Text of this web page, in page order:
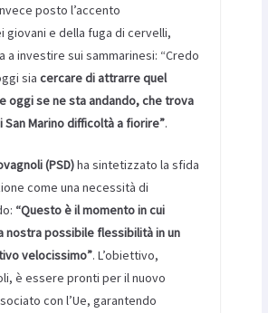
posto l’accento
giovani e della fuga di cervelli,
a investire sui sammarinesi: “Credo
sia cercare di attrarre quel
oggi se ne sta andando, che trova
San Marino difficoltà a fiorire”.
(PSD)ha sintetizzato la sfida
come una necessità di
“Questo è il momento in cui
nostra possibile flessibilità in un
velocissimo”. L’obiettivo,
è essere pronti per il nuovo
con l’Ue, garantendo